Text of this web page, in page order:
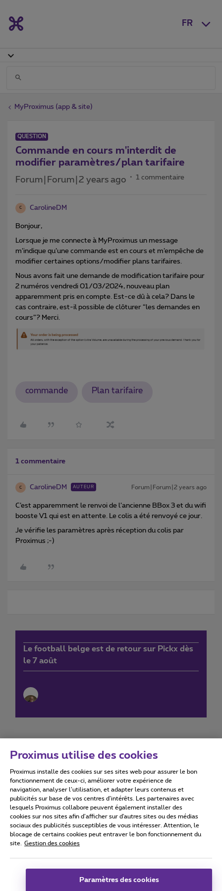
FR
MyProximus (app & site)
QUESTION
Commande en cours m'interdit de
modifier paramètres/plan tarifaire
Forum|Forum|2 years ago 1 commentaire
C CarolineDM
Bonjour,
Lorsque je me connecte à MyProximus un message
m’indique qu’une commande est en cours et m’empêche de
modifier certaines options/modifier plans tarifaires.
Nous avons fait une demande de modification tarifaire pour
2 numéros vendredi 01/03/2024, nouveau plan
apparemment pris en compte. Est-ce dû à cela? Dans le
cas contraire, est-il possible de clôturer “les demandes en
cours”? Merci.
commande Plan tarifaire
1 commentaire
C CarolineDM AUTEUR Forum|Forum|2 years ago
C’est apparemment le renvoi de l’ancienne BBox 3 et du wifi
booste V1 qui est en attente. Le colis a été renvoyé ce jour.
Je vérifie les paramètres après réception du colis par
Proximus ;-)
Le football belge est de retour sur Pickx dès
le 7 août
Conditions d'utilisation Accessibility statement
Tous droits réservés. © 2026 Proximus
Conditions générales, info consommateur
Coordonnées de l’entreprise
Proximus utilise des cookies
Proximus installe des cookies sur ses sites web pour assurer le bon
fonctionnement de ceux-ci, améliorer votre expérience de
navigation, analyser l’utilisation, et adapter leurs contenus et
publicités sur base de vos centres d’intérêts. Les partenaires avec
lesquels Proximus collabore peuvent également installer des
cookies sur nos sites afin d’afficher sur d'autres sites ou des médias
sociaux des publicités susceptibles de vous intéresser. Attention, le
blocage de certains cookies peut entraver le bon fonctionnement du
site.
Gestion des cookies
Paramètres des cookies